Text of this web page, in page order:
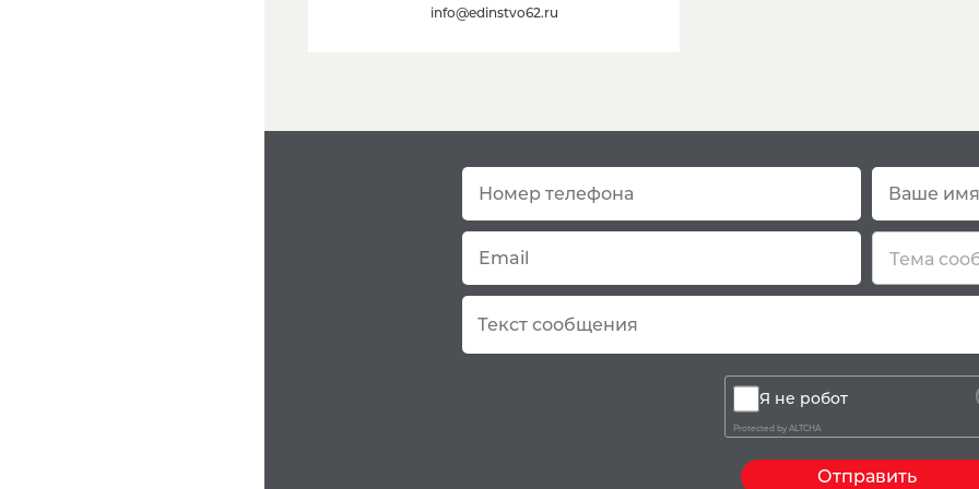
info@edinstvo62.ru
Тема
Я не робот
Protected by ALTCHA
Отправить